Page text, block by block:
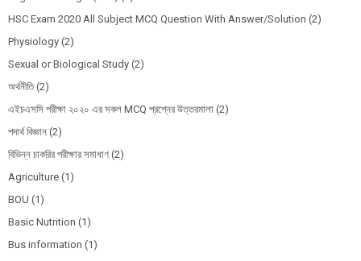
HSC Exam 2020 All Subject MCQ Question With Answer/Solution (2)
Physiology (2)
Sexual or Biological Study (2)
অর্থনীতি (2)
এইচএসসি পরীক্ষা ২০২০ এর সকল MCQ প্রশ্নের উত্তরমালা (2)
পদার্থ বিজ্ঞান (2)
বিভিন্ন চাকরির পরীক্ষার সমাধাণ (2)
Agriculture (1)
BOU (1)
Basic Nutrition (1)
Bus information (1)